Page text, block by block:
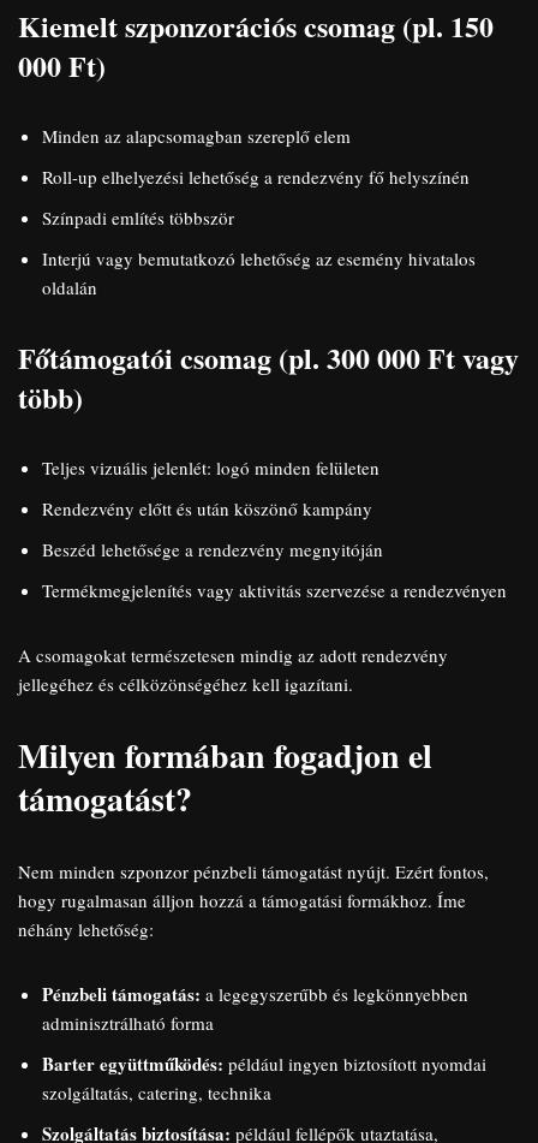
Kiemelt szponzorációs csomag (pl. 150
000 Ft)
Minden az alapcsomagban szereplő elem
Roll-up elhelyezési lehetőség a rendezvény fő helyszínén
Színpadi említés többször
Interjú vagy bemutatkozó lehetőség az esemény hivatalos
oldalán
Főtámogatói csomag (pl. 300 000 Ft vagy
több)
Teljes vizuális jelenlét: logó minden felületen
Rendezvény előtt és után köszönő kampány
Beszéd lehetősége a rendezvény megnyitóján
Termékmegjelenítés vagy aktivitás szervezése a rendezvényen
A csomagokat természetesen mindig az adott rendezvény
jellegéhez és célközönségéhez kell igazítani.
Milyen formában fogadjon el
támogatást?
Nem minden szponzor pénzbeli támogatást nyújt. Ezért fontos,
hogy rugalmasan álljon hozzá a támogatási formákhoz. Íme
néhány lehetőség:
Pénzbeli támogatás: a legegyszerűbb és legkönnyebben
adminisztrálható forma
Barter együttműködés: például ingyen biztosított nyomdai
szolgáltatás, catering, technika
Szolgáltatás biztosítása: például fellépők utaztatása,